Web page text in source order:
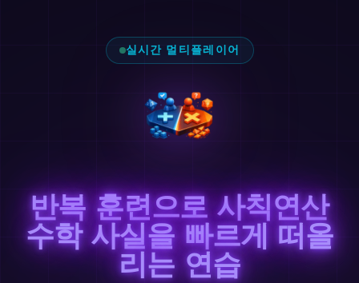
실시간 멀티플레이어
반복 훈련으로 사칙연산
수학 사실을 빠르게 떠올
리는 연습